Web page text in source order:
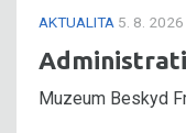
AKTUALITA 5. 8. 2026
Muzeum Beskyd